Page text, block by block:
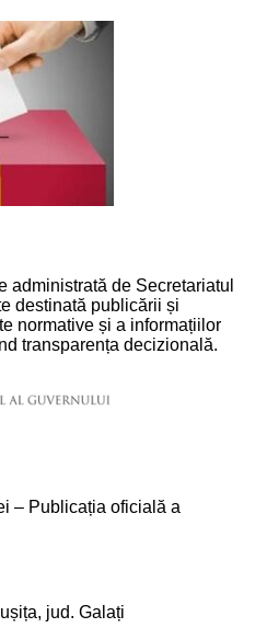
administrată de Secretariatul
destinată publicării și
normative și a informațiilor
transparența decizională.
– Publicația oficială a
jud. Galați